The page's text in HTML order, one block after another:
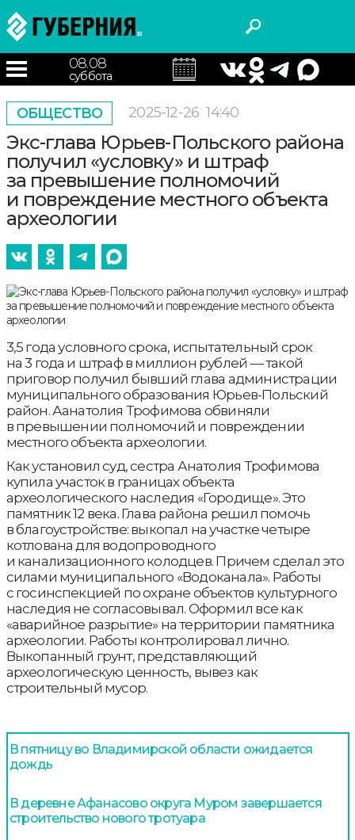
08.08
суббота
ОБЩЕСТВО 2025-12-26 14:40
Экс-глава Юрьев-Польского района
получил «условку» и штраф
за превышение полномочий
и повреждение местного объекта
археологии
3,5 года условного срока, испытательный срок
на 3 года и штраф в миллион рублей — такой
приговор получил бывший глава администрации
муниципального образования Юрьев-Польский
район. Аанатолия Трофимова обвиняли
в превышении полномочий и повреждении
местного объекта археологии.
Как установил суд, сестра Анатолия Трофимова
купила участок в границах объекта
археологического наследия «Городище». Это
памятник 12 века. Глава района решил помочь
в благоустройстве: выкопал на участке четыре
котлована для водопроводного
и канализационного колодцев. Причем сделал это
силами муниципального «Водоканала». Работы
с госинспекцией по охране объектов культурного
наследия не согласовывал. Оформил все как
«аварийное разрытие» на территории памятника
археологии. Работы контролировал лично.
Выкопанный грунт, представляющий
археологическую ценность, вывез как
строительный мусор.
В пятницу во Владимирской области ожидается
дождь
В деревне Афанасово округа Муром завершается
строительство нового тротуара